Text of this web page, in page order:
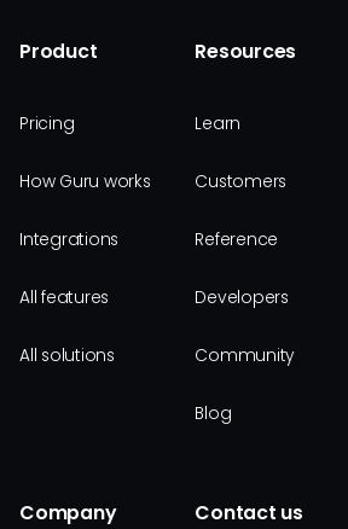
Product
Pricing
How Guru works
Integrations
All features
All solutions
Resources
Learn
Customers
Reference
Developers
Community
Blog
Company Contact us